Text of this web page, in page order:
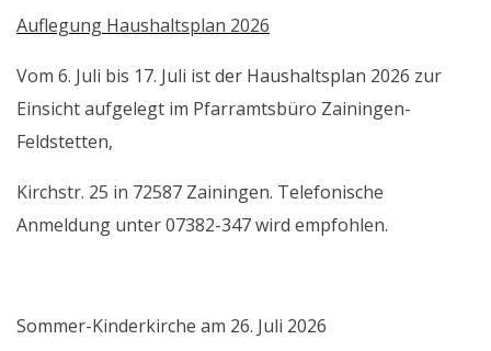
Auflegung Haushaltsplan 2026
Vom 6. Juli bis 17. Juli ist der Haushaltsplan 2026 zur
Einsicht aufgelegt im Pfarramtsbüro Zainingen-
Feldstetten,
Kirchstr. 25 in 72587 Zainingen. Telefonische
Anmeldung unter 07382-347 wird empfohlen.
Sommer-Kinderkirche am 26. Juli 2026